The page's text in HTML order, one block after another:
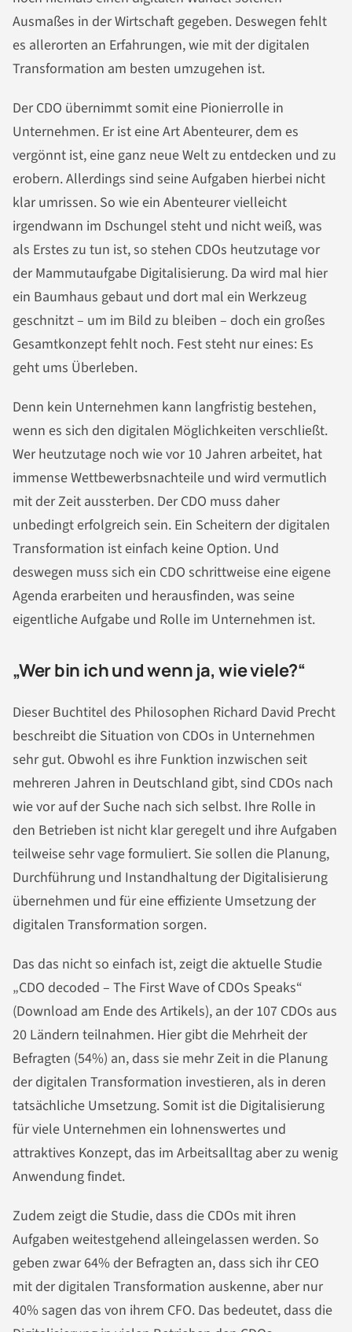
Ausmaßes in der Wirtschaft gegeben. Deswegen fehlt
es allerorten an Erfahrungen, wie mit der digitalen
Transformation am besten umzugehen ist.
Der CDO übernimmt somit eine Pionierrolle in
Unternehmen. Er ist eine Art Abenteurer, dem es
vergönnt ist, eine ganz neue Welt zu entdecken und zu
erobern. Allerdings sind seine Aufgaben hierbei nicht
klar umrissen. So wie ein Abenteurer vielleicht
irgendwann im Dschungel steht und nicht weiß, was
als Erstes zu tun ist, so stehen CDOs heutzutage vor
der Mammutaufgabe Digitalisierung. Da wird mal hier
ein Baumhaus gebaut und dort mal ein Werkzeug
geschnitzt – um im Bild zu bleiben – doch ein großes
Gesamtkonzept fehlt noch. Fest steht nur eines: Es
geht ums Überleben.
Denn kein Unternehmen kann langfristig bestehen,
wenn es sich den digitalen Möglichkeiten verschließt.
Wer heutzutage noch wie vor 10 Jahren arbeitet, hat
immense Wettbewerbsnachteile und wird vermutlich
mit der Zeit aussterben. Der CDO muss daher
unbedingt erfolgreich sein. Ein Scheitern der digitalen
Transformation ist einfach keine Option. Und
deswegen muss sich ein CDO schrittweise eine eigene
Agenda erarbeiten und herausfinden, was seine
eigentliche Aufgabe und Rolle im Unternehmen ist.
„Wer bin ich und wenn ja, wie viele?“
Dieser Buchtitel des Philosophen Richard David Precht
beschreibt die Situation von CDOs in Unternehmen
sehr gut. Obwohl es ihre Funktion inzwischen seit
mehreren Jahren in Deutschland gibt, sind CDOs nach
wie vor auf der Suche nach sich selbst. Ihre Rolle in
den Betrieben ist nicht klar geregelt und ihre Aufgaben
teilweise sehr vage formuliert. Sie sollen die Planung,
Durchführung und Instandhaltung der Digitalisierung
übernehmen und für eine effiziente Umsetzung der
digitalen Transformation sorgen.
Das das nicht so einfach ist, zeigt die aktuelle Studie
„CDO decoded – The First Wave of CDOs Speaks“
(Download am Ende des Artikels), an der 107 CDOs aus
20 Ländern teilnahmen. Hier gibt die Mehrheit der
Befragten (54%) an, dass sie mehr Zeit in die Planung
der digitalen Transformation investieren, als in deren
tatsächliche Umsetzung. Somit ist die Digitalisierung
für viele Unternehmen ein lohnenswertes und
attraktives Konzept, das im Arbeitsalltag aber zu wenig
Anwendung findet.
Zudem zeigt die Studie, dass die CDOs mit ihren
Aufgaben weitestgehend alleingelassen werden. So
geben zwar 64% der Befragten an, dass sich ihr CEO
mit der digitalen Transformation auskenne, aber nur
40% sagen das von ihrem CFO. Das bedeutet, dass die